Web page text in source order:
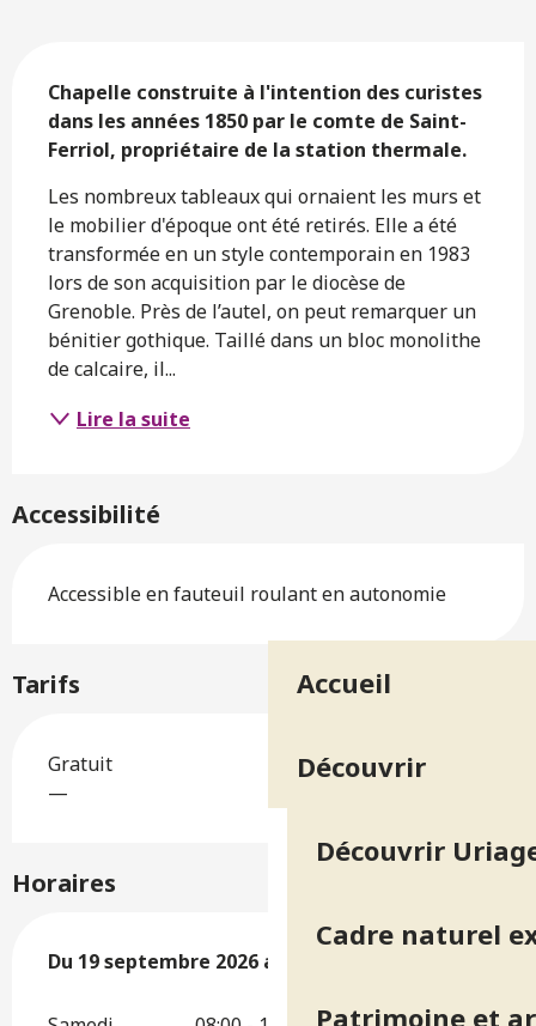
Accueil
Découvrir
Découvrir
Cadre naturel
Patrimoine et
Chapelle construite à l'intention des curistes
dans les années 1850 par le comte de Saint-
Ferriol, propriétaire de la station thermale.
Les nombreux tableaux qui ornaient les murs et
le mobilier d'époque ont été retirés. Elle a été
transformée en un style contemporain en 1983
lors de son acquisition par le diocèse de
Grenoble. Près de l’autel, on peut remarquer un
bénitier gothique. Taillé dans un bloc monolithe
de calcaire, il...
Lire la suite
Accessibilité
Accessible en fauteuil roulant en autonomie
Tarifs
Gratuit
—
Horaires
Du 19 septembre 2026 au
Du 19 septembre 2026 au